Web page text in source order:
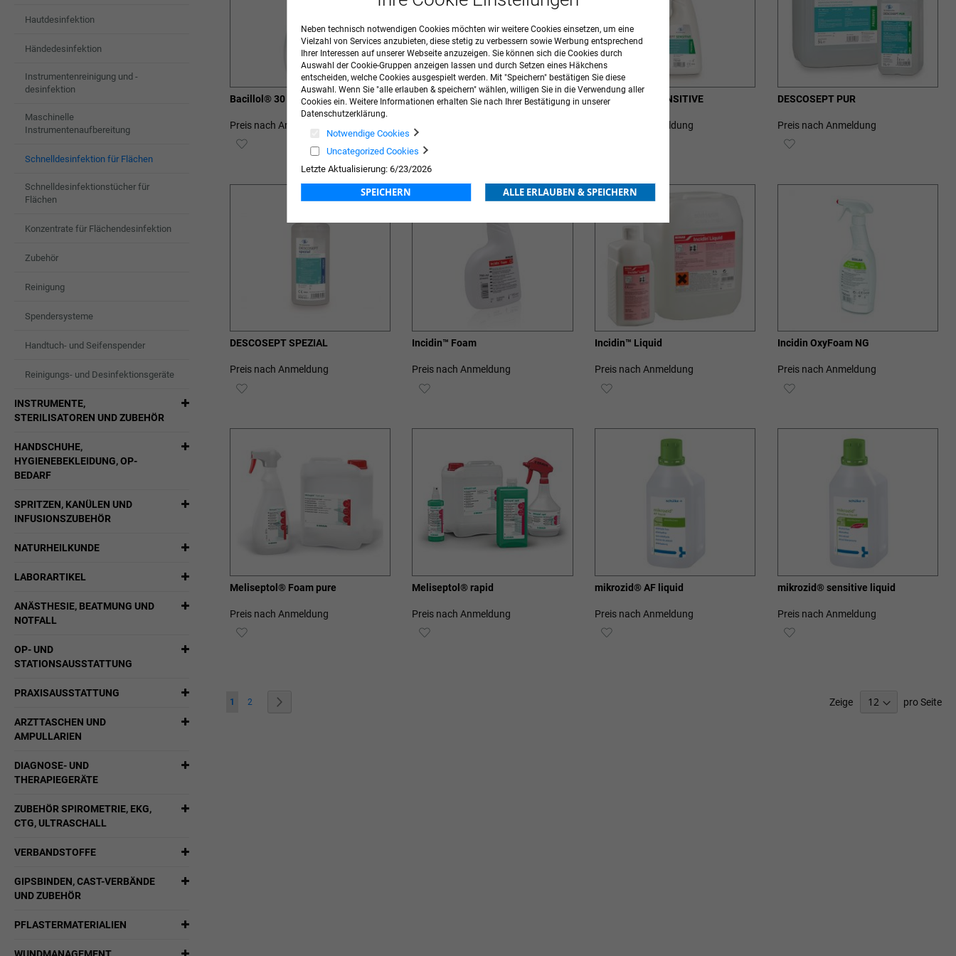
Bacillol® 30 Sensitive Foam
Preis nach Anmeldung
WUNSCHLISTE
Bacillol® AF
WUNSCHLISTE
DESCOSEPT SENSITIVE
Preis nach Anmeldung
HINZUFÜGEN
DESCOSEPT PUR
Preis nach Anmeldung
DESCOSEPT SPEZIAL
Preis nach Anmeldung
Incidin™ Foam
Preis nach Anmeldung
ZUR
Incidin™ Liquid
Preis nach Anmeldung
HINZUFÜGEN
Incidin OxyFoam NG
Preis nach Anmeldung
HINZUFÜGEN
Meliseptol® Foam pure
Preis nach Anmeldung
Meliseptol® rapid
Preis nach Anmeldung
ZUR
mikrozid® AF liquid
Preis nach Anmeldung
mikrozid® sensitive liquid
Preis nach Anmeldung
Seite
Sie lesen gerade die Seite
1 Seite
2 Zeige pro Seite
Hautdesinfektion
Händedesinfektion
Instrumentenreinigung und -
desinfektion
Maschinelle
Instrumentenaufbereitung
Schnelldesinfektion für Flächen
Schnelldesinfektionstücher für
Flächen
Konzentrate für Flächendesinfektion
Zubehör
Reinigung
Spendersysteme
Handtuch- und Seifenspender
Reinigungs- und Desinfektionsgeräte
INSTRUMENTE,
STERILISATOREN UND ZUBEHÖR
HANDSCHUHE,
HYGIENEBEKLEIDUNG, OP-
BEDARF
SPRITZEN, KANÜLEN UND
INFUSIONSZUBEHÖR
NATURHEILKUNDE
LABORARTIKEL
ANÄSTHESIE, BEATMUNG UND
NOTFALL
OP- UND
STATIONSAUSSTATTUNG
PRAXISAUSSTATTUNG
ARZTTASCHEN UND
AMPULLARIEN
DIAGNOSE- UND
THERAPIEGERÄTE
ZUBEHÖR SPIROMETRIE, EKG,
CTG, ULTRASCHALL
VERBANDSTOFFE
GIPSBINDEN, CAST-VERBÄNDE
UND ZUBEHÖR
PFLASTERMATERIALIEN
Neben technisch notwendigen Cookies möchten wir weitere Cookies einsetzen, um eine
Vielzahl von Services anzubieten, diese stetig zu verbessern sowie Werbung entsprechend
Ihrer Interessen auf unserer Webseite anzuzeigen. Sie können sich die Cookies durch
Auswahl der Cookie-Gruppen anzeigen lassen und durch Setzen eines Häkchens
entscheiden, welche Cookies ausgespielt werden. Mit "Speichern" bestätigen Sie diese
Auswahl. Wenn Sie "alle erlauben & speichern" wählen, willigen Sie in die Verwendung aller
Cookies ein. Weitere Informationen erhalten Sie nach Ihrer Bestätigung in unserer
Datenschutzerklärung.
Notwendige Cookies
Uncategorized Cookies
Letzte Aktualisierung: 6/23/2026
SPEICHERN ALLE ERLAUBEN & SPEICHERN